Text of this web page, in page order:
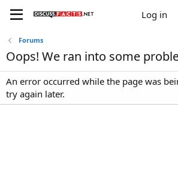
Log in
Forums
Oops! We ran into some
An error occurred while the page was
try again later.